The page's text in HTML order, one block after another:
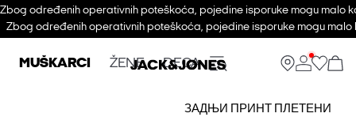
Zbog određenih operativnih poteškoća, pojedine isporuke mogu malo
Zbog određenih operativnih poteškoća, pojedine isporuke mogu
MUŠKARCI ŽENE DECA
ЗАДЊИ ПРИНТ ПЛЕТЕНИ